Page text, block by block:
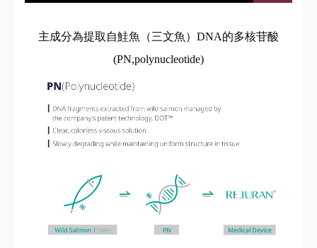
主成分為提取自鮭魚（三文魚）DNA的多核苷酸
(PN,polynucleotide)